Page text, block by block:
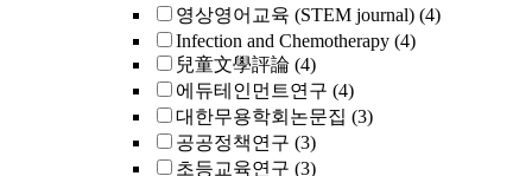
영상영어교육 (STEM journal) (4)
Infection and Chemotherapy (4)
兒童文學評論 (4)
에듀테인먼트연구 (4)
대한무용학회논문집 (3)
공공정책연구 (3)
초등교육연구 (3)